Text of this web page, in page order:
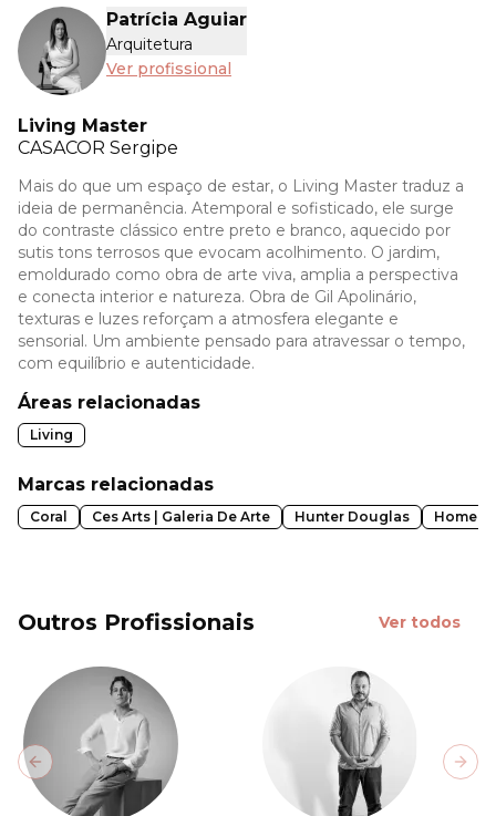
Patrícia Aguiar
Arquitetura
Ver profissional
Living Master
CASACOR Sergipe
Mais do que um espaço de estar, o Living Master traduz a
ideia de permanência. Atemporal e sofisticado, ele surge
do contraste clássico entre preto e branco, aquecido por
sutis tons terrosos que evocam acolhimento. O jardim,
emoldurado como obra de arte viva, amplia a perspectiva
e conecta interior e natureza. Obra de Gil Apolinário,
texturas e luzes reforçam a atmosfera elegante e
sensorial. Um ambiente pensado para atravessar o tempo,
com equilíbrio e autenticidade.
Áreas relacionadas
Living
Marcas relacionadas
Coral Ces Arts | Galeria De Arte Hunter Douglas Home
Outros Profissionais Ver todos
Previous slide